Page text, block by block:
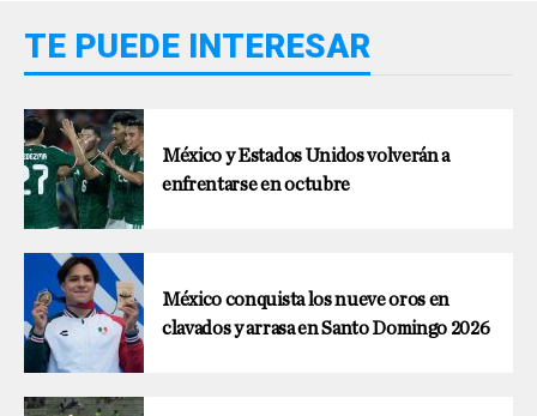
TE PUEDE INTERESAR
México y Estados Unidos volverán a
enfrentarse en octubre
México conquista los nueve oros en
clavados y arrasa en Santo Domingo 2026